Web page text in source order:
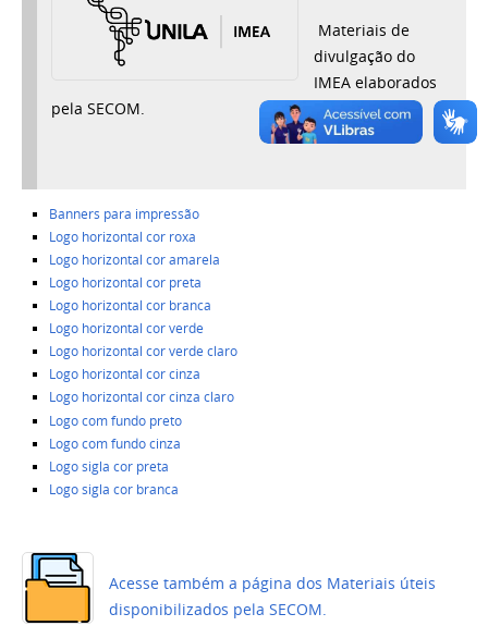
Materiais de
divulgação do
IMEA elaborados
pela SECOM.
Banners para impressão
Logo horizontal cor roxa
Logo horizontal cor amarela
Logo horizontal cor preta
Logo horizontal cor branca
Logo horizontal cor verde
Logo horizontal cor verde claro
Logo horizontal cor cinza
Logo horizontal cor cinza claro
Logo com fundo preto
Logo com fundo cinza
Logo sigla cor preta
Logo sigla cor branca
Acesse também a página dos Materiais úteis
disponibilizados pela SECOM.